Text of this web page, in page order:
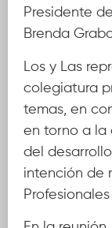
Presidente
Brenda
Los y Las
colegiatura
temas, en
en torno a la
del
intención de